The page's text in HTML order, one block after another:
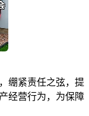
绷紧责任之弦，提
经营行为，为保障